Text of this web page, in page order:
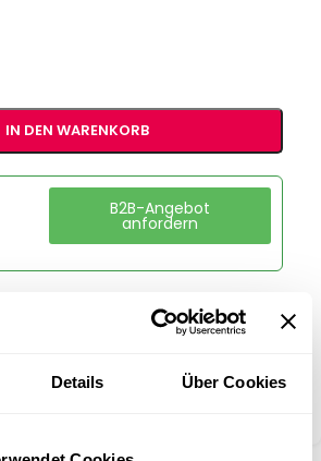
Details Über Cookies
IN DEN WARENKORB
B2B-Angebot
anfordern